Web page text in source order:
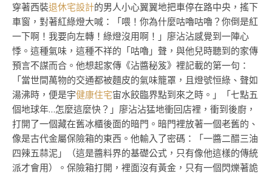
穿著西裝退休宅設計的男人小心翼翼地把車停在路中央，搖下
車窗，對著紅綠燈大喊：「喂！你為什麼咕嚕咕嚕？你倒是紅
一下啊！我要向左轉！綠燈沒用啊！」廖沾沾感覺到一陣心
悸。這種氣味，這種不祥的「咕嚕」聲，與他兒時聽到的家傳
預言不謀而合。他想起家傳《沾醬秘笈》裡記載的第一句：
「當世間萬物的交通都被麵皮的氣味籠罩，且燈號恒綠、聲如
湯沸時，便是宇健康住宅宙水餃臨界點到來之時。」「七點五
個地球年…怎麼這麼快？」廖沾沾猛地衝回店裡，衝到後廚，
打開了一個藏在舊冰櫃後面的暗門。暗門裡放著一個老舊的、
像是古代金屬保險箱的東西。他輸入了密碼：「一醬二醋三油
四辣五蒜泥」（這是醬料界的基礎公式，只有像他這樣的傳統
派才會用）。保險箱打開，裡面沒有黃金，只有一個閃爍著詭